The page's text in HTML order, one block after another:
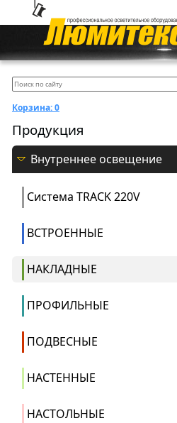
Корзина:0
Продукция
Внутреннее освещение
Система ТRACK 220V
ВСТРОЕННЫЕ
НАКЛАДНЫЕ
ПРОФИЛЬНЫЕ
ПОДВЕСНЫЕ
НАСТЕННЫЕ
НАСТОЛЬНЫЕ